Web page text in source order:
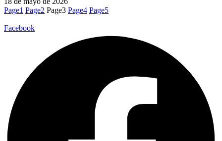
Page1 Page2 Page3 Page4 Page5
Facebook